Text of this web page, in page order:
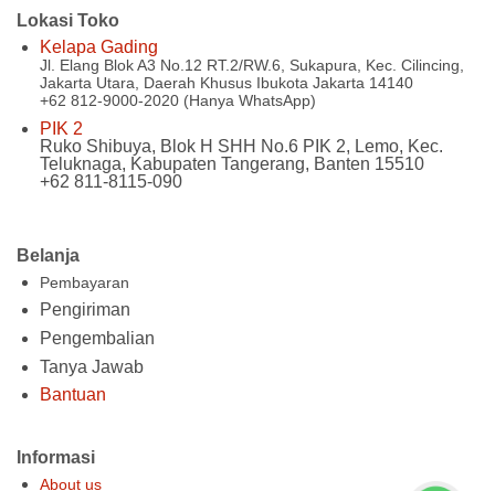
Belanja
Pembayaran
Pengiriman
Pengembalian
Tanya Jawab
Bantuan
Informasi
About us
Lokasi Toko
Kelapa Gading
Jl. Elang Blok A3 No.12 RT.2/RW.6, Sukapura, Kec. Cilincing,
Jakarta Utara, Daerah Khusus Ibukota Jakarta 14140
+62 812-9000-2020 (Hanya WhatsApp)
PIK 2
Ruko Shibuya, Blok H SHH No.6 PIK 2, Lemo, Kec.
Teluknaga, Kabupaten Tangerang, Banten 15510
+62 811-8115-090